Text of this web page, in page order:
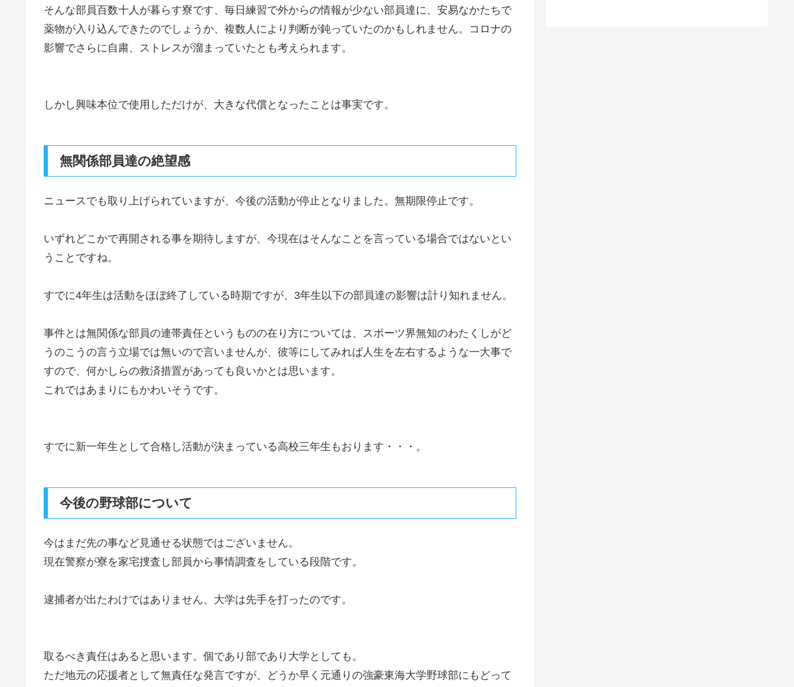
そんな部員百数十人が暮らす寮です、毎日練習で外からの情報が少ない部員達に、安易なかたちで
薬物が入り込んできたのでしょうか、複数人により判断が鈍っていたのかもしれません。コロナの
影響でさらに自粛、ストレスが溜まっていたとも考えられます。
しかし興味本位で使用しただけが、大きな代償となったことは事実です。
無関係部員達の絶望感
ニュースでも取り上げられていますが、今後の活動が停止となりました。無期限停止です。
いずれどこかで再開される事を期待しますが、今現在はそんなことを言っている場合ではないとい
うことですね。
すでに4年生は活動をほぼ終了している時期ですが、3年生以下の部員達の影響は計り知れません。
事件とは無関係な部員の連帯責任というものの在り方については、スポーツ界無知のわたくしがど
うのこうの言う立場では無いので言いませんが、彼等にしてみれば人生を左右するような一大事で
すので、何かしらの救済措置があっても良いかとは思います。
これではあまりにもかわいそうです。
すでに新一年生として合格し活動が決まっている高校三年生もおります・・・。
今後の野球部について
今はまだ先の事など見通せる状態ではございません。
現在警察が寮を家宅捜査し部員から事情調査をしている段階です。
逮捕者が出たわけではありません、大学は先手を打ったのです。
取るべき責任はあると思います。個であり部であり大学としても。
ただ地元の応援者として無責任な発言ですが、どうか早く元通りの強豪東海大学野球部にもどって